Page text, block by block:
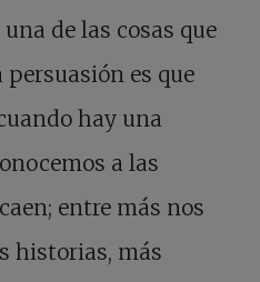
de las cosas que
persuasión es que
hay una
a las
entre más nos
historias, más